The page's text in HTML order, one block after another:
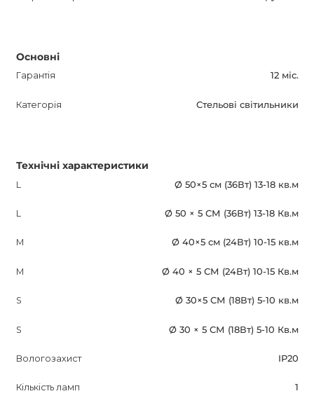
Основні
Гарантія 12 міс.
Категорія Стельові світильники
Технічні характеристики
L Ø 50×5 см (36Вт) 13-18 кв.м
L Ø 50 × 5 СМ (36Вт) 13-18 Кв.м
M Ø 40×5 см (24Вт) 10-15 кв.м
M Ø 40 × 5 СМ (24Вт) 10-15 Кв.м
S Ø 30×5 СМ (18Вт) 5-10 кв.м
S Ø 30 × 5 СМ (18Вт) 5-10 Кв.м
Вологозахист IP20
Кількість ламп 1